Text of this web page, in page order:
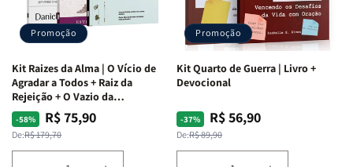
Promoção
Kit Raizes da Alma | O Vício de
Agradar a Todos + Raiz da
Rejeição + O Vazio da
Insatisfação.
-58%
Preço
normal
De:R$ 179,70
Preço
promocional
R$ 75,90
Promoção
Kit Quarto de Guerra | Livro +
Devocional
-37%
Preço
normal
De:R$ 89,90
Preço
promocional
R$ 56,90